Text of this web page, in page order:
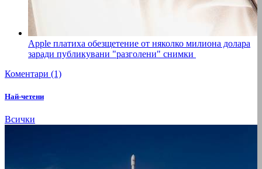
Apple платиха обезщетение от няколко милиона долара
заради публикувани "разголени" снимки
Коментари (1)
Най-четени
Всички